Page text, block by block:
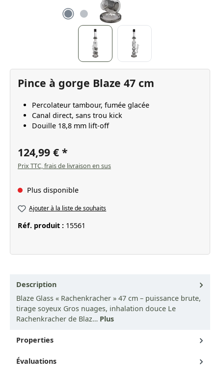
Pince à gorge Blaze 47 cm
Percolateur tambour, fumée glacée
Canal direct, sans trou kick
Douille 18,8 mm lift-off
124,99 €
Prix TTC, frais de livraison en sus
Plus disponible
Ajouter à la liste de souhaits
Réf. produit : 15561
Description
Blaze Glass « Rachenkracher » 47 cm – puissance brute,
tirage soyeux Gros nuages, inhalation douce Le
Rachenkracher de Blaz… Plus
Properties
Évaluations